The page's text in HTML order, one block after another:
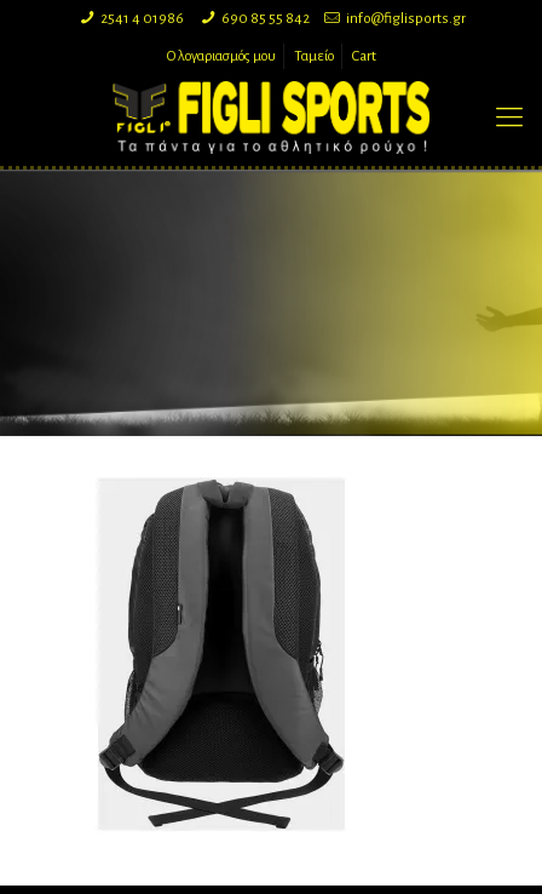
2541 4 01986 690 85 55 842 info@figlisports.gr
Ο λογαριασμός μου Ταμείο Cart